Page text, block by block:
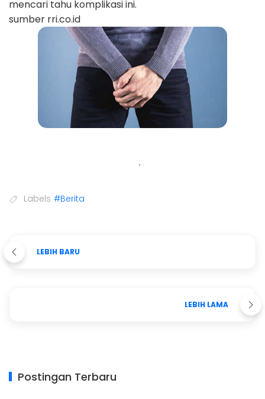
mencari tahu komplikasi ini.
sumber rri.co.id
Labels #Berita
LEBIH BARU
LEBIH LAMA
Postingan Terbaru